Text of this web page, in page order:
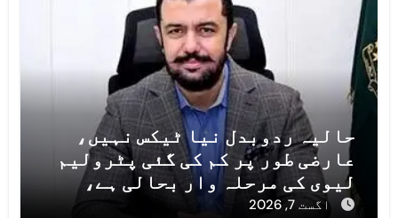
حالیہ ردوبدل نیا ٹیکس نہیں،
عارضی طور پر کم کی گئی پٹرولیم
لیوی کی مرحلہ وار بحالی ہے،
مشیر خزانہ خرم شہزاد
اگست 7, 2026